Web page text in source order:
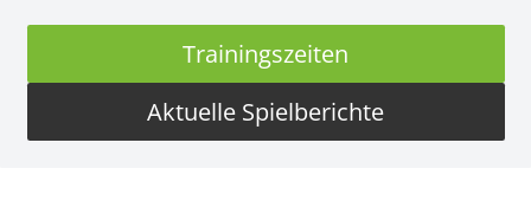
Trainingszeiten
Aktuelle Spielberichte